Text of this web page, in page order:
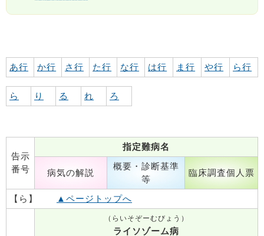
あ行 か行 さ行 た行 な行 は行 ま行 や行 ら行
ら り る れ ろ
告示
番号
指定難病名
病気の解説
概要・診断基準
等
臨床調査個人票
【ら】 ▲ページトップへ
（らいそぞーむびょう）
ライソゾーム病